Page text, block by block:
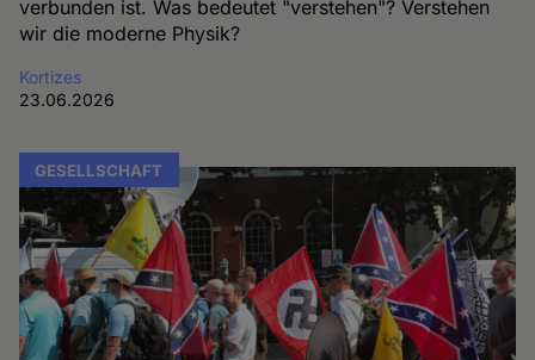
verbunden ist. Was bedeutet "verstehen"? Verstehen
wir die moderne Physik?
Kortizes
23.06.2026
GESELLSCHAFT